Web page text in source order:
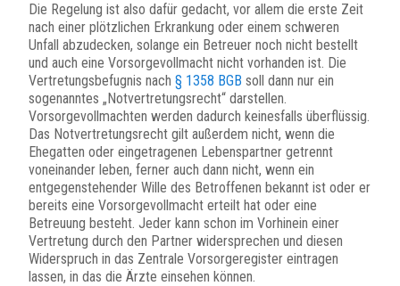
Die Regelung ist also dafür gedacht, vor allem die erste Zeit
nach einer plötzlichen Erkrankung oder einem schweren
Unfall abzudecken, solange ein Betreuer noch nicht bestellt
und auch eine Vorsorgevollmacht nicht vorhanden ist. Die
Vertretungsbefugnis nach § 1358 BGB soll dann nur ein
sogenanntes „Notvertretungsrecht“ darstellen.
Vorsorgevollmachten werden dadurch keinesfalls überflüssig.
Das Notvertretungsrecht gilt außerdem nicht, wenn die
Ehegatten oder eingetragenen Lebenspartner getrennt
voneinander leben, ferner auch dann nicht, wenn ein
entgegenstehender Wille des Betroffenen bekannt ist oder er
bereits eine Vorsorgevollmacht erteilt hat oder eine
Betreuung besteht. Jeder kann schon im Vorhinein einer
Vertretung durch den Partner widersprechen und diesen
Widerspruch in das Zentrale Vorsorgeregister eintragen
lassen, in das die Ärzte einsehen können.